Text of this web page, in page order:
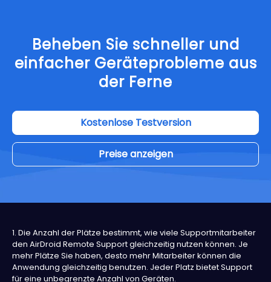
Beheben Sie schneller und
einfacher Geräteprobleme aus
der Ferne
Kostenlose Testversion
Preise anzeigen
1. Die Anzahl der Plätze bestimmt, wie viele Supportmitarbeiter
den AirDroid Remote Support gleichzeitig nutzen können. Je
mehr Plätze Sie haben, desto mehr Mitarbeiter können die
Anwendung gleichzeitig benutzen. Jeder Platz bietet Support
für eine unbegrenzte Anzahl von Geräten.